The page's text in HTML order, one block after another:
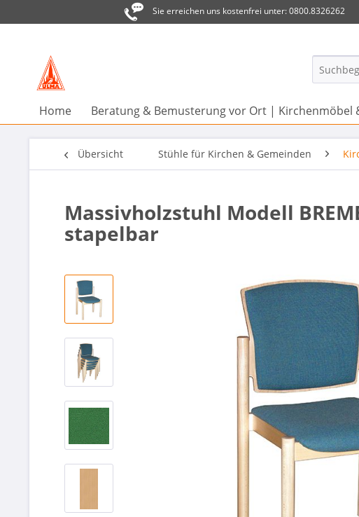
Sie erreichen uns kostenfrei unter: 0800.8326262
Home Beratung & Bemusterung vor Ort |
Übersicht Stühle für Kirchen & Gemeinden
Massivholzstuhl Modell
stapelbar